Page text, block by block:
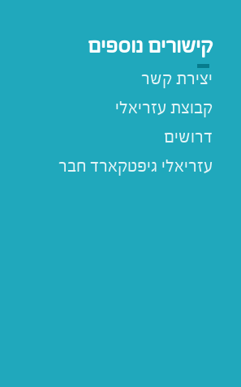
קישורים נוספים
יצירת קשר
קבוצת עזריאלי
דרושים